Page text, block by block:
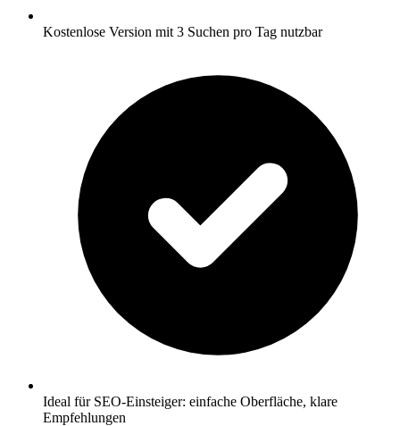
Kostenlose Version mit 3 Suchen pro Tag nutzbar
Ideal für SEO-Einsteiger: einfache Oberfläche, klare
Empfehlungen